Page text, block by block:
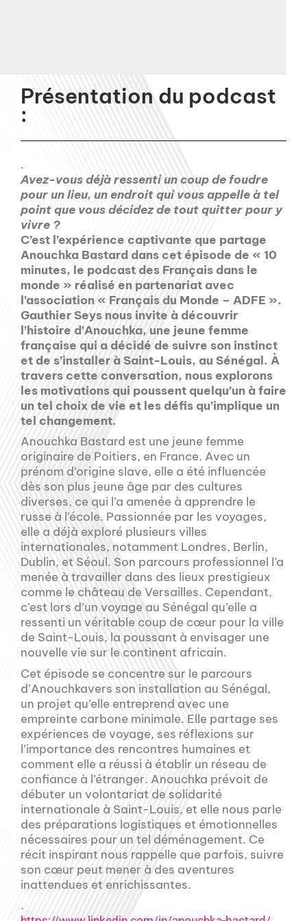
Présentation du podcast
:
.
Avez-vous déjà ressenti un coup de foudre
pour un lieu, un endroit qui vous appelle à tel
point que vous décidez de tout quitter pour y
vivre ?
C’est l’expérience captivante que partage
Anouchka Bastard dans cet épisode de « 10
minutes, le podcast des Français dans le
monde » réalisé en partenariat avec
l’association « Français du Monde – ADFE ».
Gauthier Seys nous invite à découvrir
l’histoire d’Anouchka, une jeune femme
française qui a décidé de suivre son instinct
et de s’installer à Saint-Louis, au Sénégal. À
travers cette conversation, nous explorons
les motivations qui poussent quelqu’un à faire
un tel choix de vie et les défis qu’implique un
tel changement.
Anouchka Bastard est une jeune femme
originaire de Poitiers, en France. Avec un
prénom d’origine slave, elle a été influencée
dès son plus jeune âge par des cultures
diverses, ce qui l’a amenée à apprendre le
russe à l’école. Passionnée par les voyages,
elle a déjà exploré plusieurs villes
internationales, notamment Londres, Berlin,
Dublin, et Séoul. Son parcours professionnel l’a
menée à travailler dans des lieux prestigieux
comme le château de Versailles. Cependant,
c’est lors d’un voyage au Sénégal qu’elle a
ressenti un véritable coup de cœur pour la ville
de Saint-Louis, la poussant à envisager une
nouvelle vie sur le continent africain.
Cet épisode se concentre sur le parcours
d’Anouchkavers son installation au Sénégal,
un projet qu’elle entreprend avec une
empreinte carbone minimale. Elle partage ses
expériences de voyage, ses réflexions sur
l’importance des rencontres humaines et
comment elle a réussi à établir un réseau de
confiance à l’étranger. Anouchka prévoit de
débuter un volontariat de solidarité
internationale à Saint-Louis, et elle nous parle
des préparations logistiques et émotionnelles
nécessaires pour un tel déménagement. Ce
récit inspirant nous rappelle que parfois, suivre
son cœur peut mener à des aventures
inattendues et enrichissantes.
.